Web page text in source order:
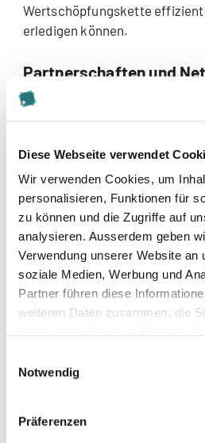
Diese Webseite verwendet
Wir verwenden Cookies, um
personalisieren, Funktionen für
zu können und die Zugriffe auf
analysieren. Ausserdem geben
Verwendung unserer Website an
soziale Medien, Werbung und
Partner führen diese
weiteren Daten zusammen, die
Notwendig
Präferenzen
Wertschöpfungskette
erledigen können.
Partnerschaften und
besonders wichtig
Entwicklung strategischer
Schweizer Privatbanken an
So können sie einen Teil ihrer
performanceorientiert an ihr
Dabei sollten sie auf die
Ökosystem bestimmt. Sie wird
eingegangenen
wie von der Verhaltensweise
Beitrag zu ihrem künftigen
Netzwerkfähigkeit in den
vertieft behandeln.